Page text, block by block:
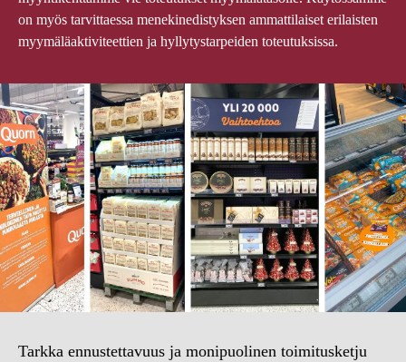
on myös tarvittaessa menekinedistyksen ammattilaiset erilaisten
myymäläaktiviteettien ja hyllytystarpeiden toteutuksissa.
Tarkka ennustettavuus ja monipuolinen toimitusketju